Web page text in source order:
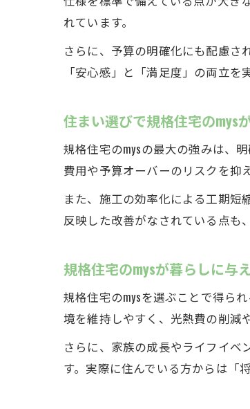
れています。
さらに、予算の明確化にも配慮さ
「安心感」と「満足度」の両立を
住まい選びで規格住宅のmys
規格住宅のmysの最大の強みは、
費用や予算オーバーのリスクを抑
また、施工の効率化による工期
反映した改善がなされている点も
規格住宅のmysが暮らしに与
規格住宅のmysを選ぶことで得ら
境を維持しやすく、光熱費の削減
さらに、家族の成長やライフイベ
す。実際に住んでいる方からは「